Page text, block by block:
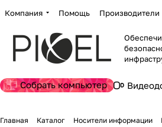
Компания Помощь Производители
Собрать компьютер
Главная Каталог Носители информации